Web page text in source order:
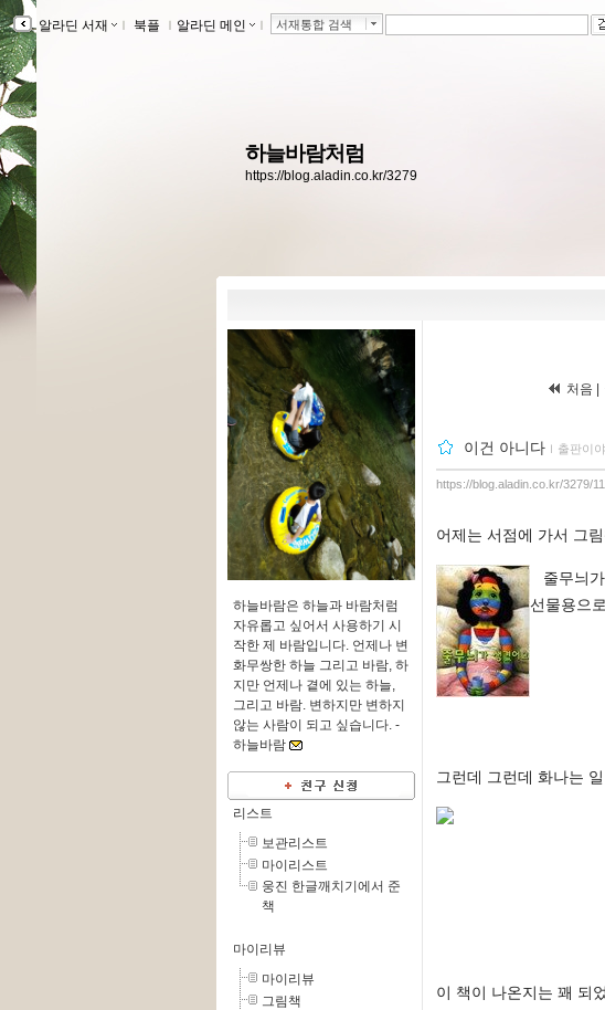
알라딘 서재 ｌ 북플 ｌ 알라딘 메인 ｌ 서재통합 검색
하늘바람처럼
https://blog.aladin.co.kr/3279
하늘바람은 하늘과 바람처럼
자유롭고 싶어서 사용하기 시
작한 제 바람입니다. 언제나 변
화무쌍한 하늘 그리고 바람, 하
지만 언제나 곁에 있는 하늘,
그리고 바람. 변하지만 변하지
않는 사람이 되고 싶습니다. -
하늘바람
리스트
보관리스트
마이리스트
웅진 한글깨치기에서 준
책
마이리뷰
마이리뷰
그림책
처음 |
이건 아니다 ｌ 출판이야
https://blog.aladin.co.kr/3279/
어제는 서점에 가서 그
줄무늬가
선물용으
그런데 그런데 화나는 일
이 책이 나온지는 꽤 되